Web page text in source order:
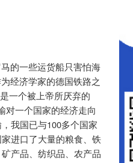
的一些运货船只害怕海
经济学家的德国铁路之
一个被上帝所厌弃的
对一个国家的经济走向
我国已与100多个国家
进口了大量的粮食、铁
产品、纺织品、农产品